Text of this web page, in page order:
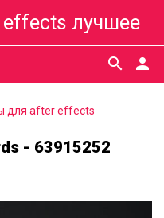
лучшее
person
search
для after effects
- 63915252